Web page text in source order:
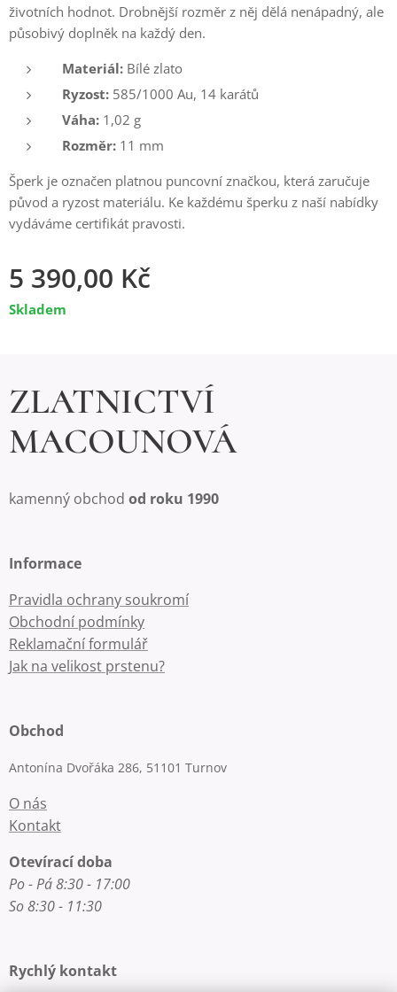
životních hodnot. Drobnější rozměr z něj dělá nenápadný, ale
působivý doplněk na každý den.
Materiál: Bílé zlato
Ryzost: 585/1000 Au, 14 karátů
Váha: 1,02 g
Rozměr: 11 mm
Šperk je označen platnou puncovní značkou, která zaručuje
původ a ryzost materiálu. Ke každému šperku z naší nabídky
vydáváme certifikát pravosti.
5 390,00 Kč
Skladem
ZLATNICTVÍ
MACOUNOVÁ
kamenný obchod od roku 1990
Informace
Pravidla ochrany soukromí
Obchodní podmínky
Reklamační formulář
Jak na velikost prstenu?
Obchod
Antonína Dvořáka 286, 51101 Turnov
O nás
Kontakt
Otevírací doba
Po - Pá 8:30 - 17:00
So 8:30 - 11:30
Rychlý kontakt